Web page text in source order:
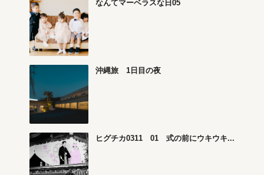
なんてマーベラスな日05
沖縄旅 1日目の夜
ヒグチカ0311 01 式の前にウキウキ...